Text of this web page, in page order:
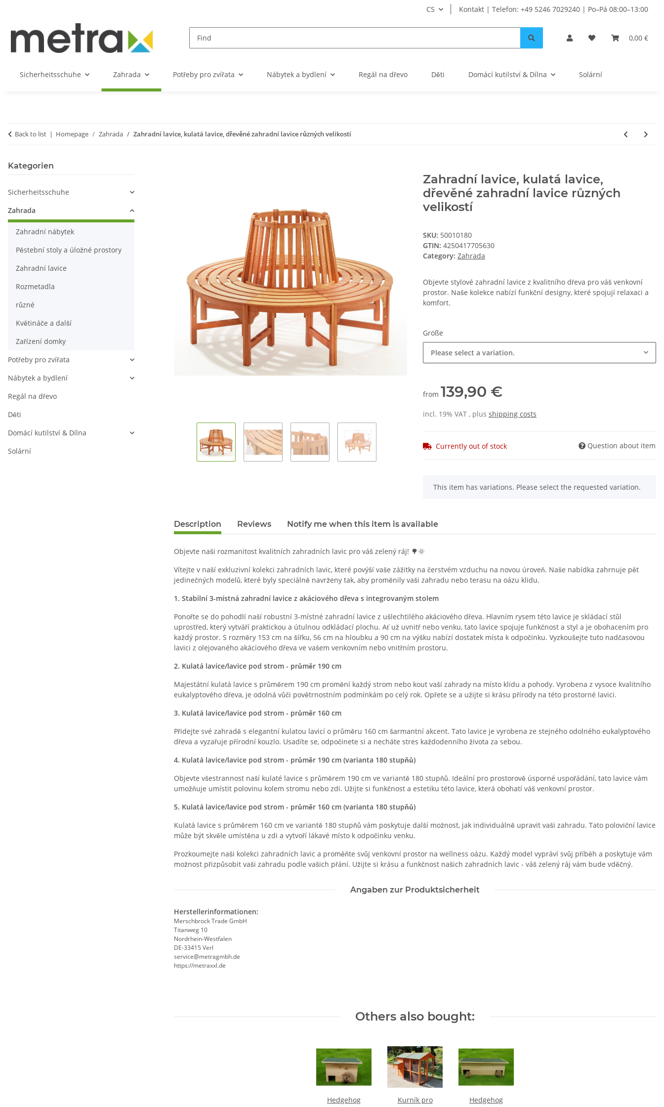
CS Kontakt | Telefon: +49 5246 7029240 | Po–Pá 08:00–13:00
0,00 €
Sicherheitsschuhe Zahrada Potřeby pro zvířata Nábytek a bydlení Regál na dřevo Děti Domácí kutilství & Dílna Solární
Back to list Homepage Zahrada Zahradní lavice, kulatá lavice, dřevěné zahradní lavice různých velikostí
Zahradní lavice, kulatá lavice,
dřevěné zahradní lavice různých
velikostí
SKU: 50010180
GTIN: 4250417705630
Category: Zahrada
Objevte stylové zahradní lavice z kvalitního dřeva pro váš venkovní
prostor. Naše kolekce nabízí funkční designy, které spojují relaxaci a
komfort.
Größe
Please select a variation.
from 139,90 €
incl. 19% VAT , plus shipping costs
Currently out of stock Question about item
x
This item has variations. Please select the requested variation.
Description Reviews Notify me when this item is available
Objevte naši rozmanitost kvalitních zahradních lavic pro váš zelený ráj! 🌳🌞
Vítejte v naší exkluzivní kolekci zahradních lavic, které povýší vaše zážitky na čerstvém vzduchu na novou úroveň. Naše nabídka zahrnuje pět
jedinečných modelů, které byly speciálně navrženy tak, aby proměnily vaši zahradu nebo terasu na oázu klidu.
1. Stabilní 3-místná zahradní lavice z akáciového dřeva s integrovaným stolem
Ponořte se do pohodlí naší robustní 3-místné zahradní lavice z ušlechtilého akáciového dřeva. Hlavním rysem této lavice je skládací stůl
uprostřed, který vytváří praktickou a útulnou odkládací plochu. Ať už uvnitř nebo venku, tato lavice spojuje funkčnost a styl a je obohacením pro
každý prostor. S rozměry 153 cm na šířku, 56 cm na hloubku a 90 cm na výšku nabízí dostatek místa k odpočinku. Vyzkoušejte tuto nadčasovou
lavici z olejovaného akáciového dřeva ve vašem venkovním nebo vnitřním prostoru.
2. Kulatá lavice/lavice pod strom - průměr 190 cm
Majestátní kulatá lavice s průměrem 190 cm promění každý strom nebo kout vaší zahrady na místo klidu a pohody. Vyrobena z vysoce kvalitního
eukalyptového dřeva, je odolná vůči povětrnostním podmínkám po celý rok. Opřete se a užijte si krásu přírody na této prostorné lavici.
3. Kulatá lavice/lavice pod strom - průměr 160 cm
Přidejte své zahradě s elegantní kulatou lavicí o průměru 160 cm šarmantní akcent. Tato lavice je vyrobena ze stejného odolného eukalyptového
dřeva a vyzařuje přírodní kouzlo. Usadíte se, odpočinete si a necháte stres každodenního života za sebou.
4. Kulatá lavice/lavice pod strom - průměr 190 cm (varianta 180 stupňů)
Objevte všestrannost naší kulaté lavice s průměrem 190 cm ve variantě 180 stupňů. Ideální pro prostorově úsporné uspořádání, tato lavice vám
umožňuje umístit polovinu kolem stromu nebo zdi. Užijte si funkčnost a estetiku této lavice, která obohatí váš venkovní prostor.
5. Kulatá lavice/lavice pod strom - průměr 160 cm (varianta 180 stupňů)
Kulatá lavice s průměrem 160 cm ve variantě 180 stupňů vám poskytuje další možnost, jak individuálně upravit vaši zahradu. Tato poloviční lavice
může být skvěle umístěna u zdi a vytvoří lákavé místo k odpočinku venku.
Prozkoumejte naši kolekci zahradních lavic a proměňte svůj venkovní prostor na wellness oázu. Každý model vypráví svůj příběh a poskytuje vám
možnost přizpůsobit vaši zahradu podle vašich přání. Užijte si krásu a funkčnost našich zahradních lavic - váš zelený ráj vám bude vděčný.
Angaben zur Produktsicherheit
Herstellerinformationen:
Merschbrock Trade GmbH
Titanweg 10
Nordrhein-Westfalen
DE-33415 Verl
service@metragmbh.de
https://metraxxl.de
Others also bought:
Hedgehog
Kurník pro
Hedgehog
Kategorien
Sicherheitsschuhe
Zahrada
Zahradní nábytek
Pěstební stoly a úložné prostory
Zahradní lavice
Rozmetadla
různé
Květináče a další
Zařízení domky
Potřeby pro zvířata
Nábytek a bydlení
Regál na dřevo
Děti
Domácí kutilství & Dílna
Solární